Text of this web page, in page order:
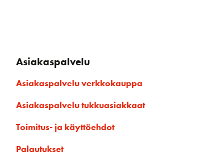
Asiakaspalvelu
Asiakaspalvelu verkkokauppa
Asiakaspalvelu tukkuasiakkaat
Toimitus- ja käyttöehdot
Palautukset